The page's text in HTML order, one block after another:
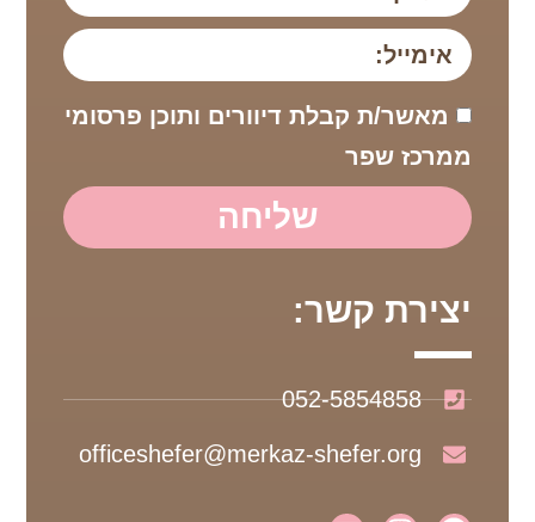
מאשר/ת קבלת דיוורים ותוכן פרסומי
ממרכז שפר
שליחה
יצירת קשר:
052-5854858
officeshefer@merkaz-shefer.org